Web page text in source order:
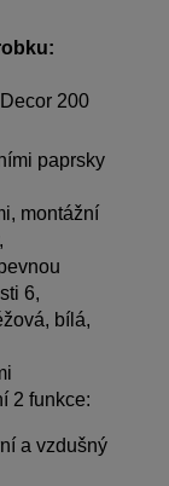
200
paprsky
montážní
6,
bílá,
2 funkce:
a vzdušný